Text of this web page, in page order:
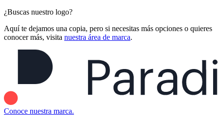
¿Buscas nuestro logo?
Aquí te dejamos una copia, pero si necesitas más opciones o quieres
conocer más, visita nuestra área de marca.
Conoce nuestra marca.